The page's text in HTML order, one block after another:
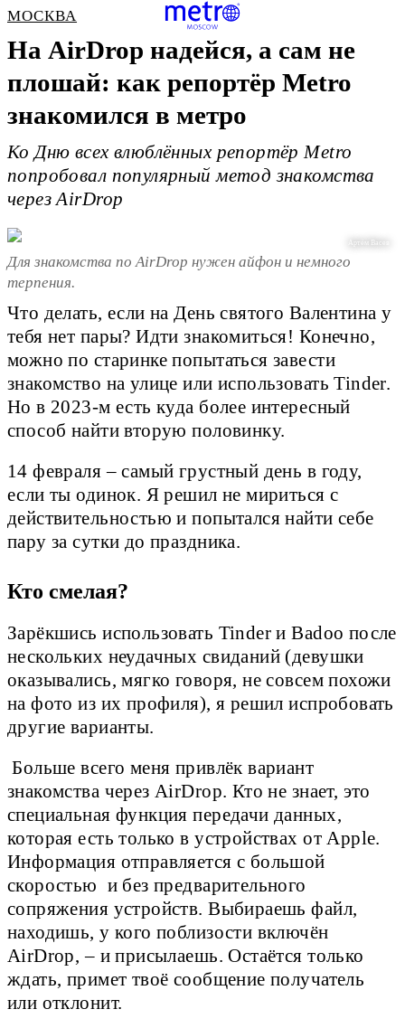
МОСКВА
На AirDrop надейся, а сам не
плошай: как репортёр Metro
знакомился в метро
Ко Дню всех влюблённых репортёр Metro
попробовал популярный метод знакомства
через AirDrop
Артём Васев
Для знакомства по AirDrop нужен айфон и немного
терпения.
Что делать, если на День святого Валентина у
тебя нет пары? Идти знакомиться! Конечно,
можно по старинке попытаться завести
знакомство на улице или использовать Tinder.
Но в 2023-м есть куда более интересный
способ найти вторую половинку.
14 февраля – самый грустный день в году,
если ты одинок. Я решил не мириться с
действительностью и попытался найти себе
пару за сутки до праздника.
Кто смелая?
Зарёкшись использовать Tinder и Badoo после
нескольких неудачных свиданий (девушки
оказывались, мягко говоря, не совсем похожи
на фото из их профиля), я решил испробовать
другие варианты.
Больше всего меня привлёк вариант
знакомства через AirDrop. Кто не знает, это
специальная функция передачи данных,
которая есть только в устройствах от Apple.
Информация отправляется с большой
скоростью и без предварительного
сопряжения устройств. Выбираешь файл,
находишь, у кого поблизости включён
AirDrop, – и присылаешь. Остаётся только
ждать, примет твоё сообщение получатель
или отклонит.